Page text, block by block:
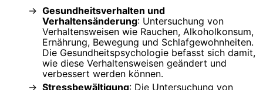
Gesundheitsverhalten und
Verhaltensänderung: Untersuchung von
Verhaltensweisen wie Rauchen, Alkoholkonsum,
Ernährung, Bewegung und Schlafgewohnheiten.
Die Gesundheitspsychologie befasst sich damit,
wie diese Verhaltensweisen geändert und
verbessert werden können.
Stressbewältigung: Die Untersuchung von